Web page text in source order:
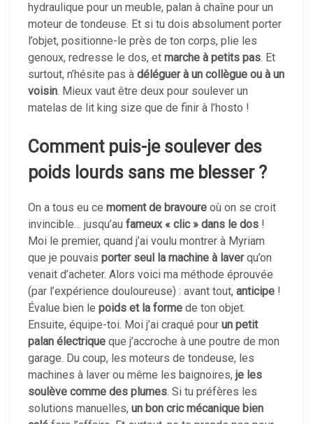
hydraulique pour un meuble, palan à chaîne pour un
moteur de tondeuse. Et si tu dois absolument porter
l’objet, positionne-le près de ton corps, plie les
genoux, redresse le dos, et marche à petits pas. Et
surtout, n’hésite pas à déléguer à un collègue ou à un
voisin. Mieux vaut être deux pour soulever un
matelas de lit king size que de finir à l’hosto !
Comment puis-je soulever des
poids lourds sans me blesser ?
On a tous eu ce moment de bravoure où on se croit
invincible… jusqu’au fameux « clic » dans le dos !
Moi le premier, quand j’ai voulu montrer à Myriam
que je pouvais porter seul la machine à laverqu’on
venait d’acheter. Alors voici ma méthode éprouvée
(par l’expérience douloureuse) : avant tout, anticipe !
Évalue bien le poids et la forme de ton objet.
Ensuite, équipe-toi. Moi j’ai craqué pour un petit
palan électrique que j’accroche à une poutre de mon
garage. Du coup, les moteurs de tondeuse, les
machines à laver ou même les baignoires, je les
soulève comme des plumes. Si tu préfères les
solutions manuelles, un bon cric mécanique bien